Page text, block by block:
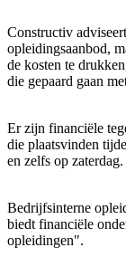
Constructiv
opleidingsaanbod,
de kosten te
die gepaard gaan
Er zijn financiële
die plaatsvinden
en zelfs op zaterdag.
Bedrijfsinterne
biedt financiële
opleidingen".